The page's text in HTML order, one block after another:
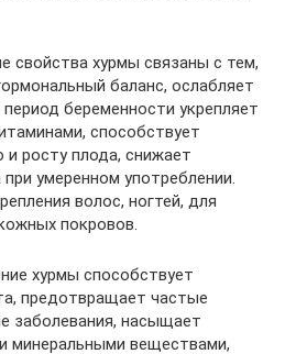
свойства хурмы связаны с тем,
баланс, ослабляет
беременности укрепляет
способствует
и росту плода, снижает
умеренном употреблении.
волос, ногтей, для
покровов.
хурмы способствует
предотвращает частые
заболевания, насыщает
минеральными веществами,